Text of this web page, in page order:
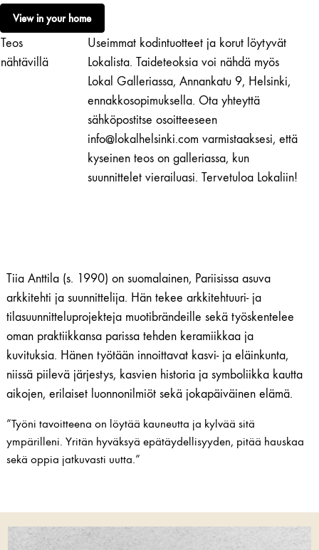
|
Tulppaani
määrä
View in your home
Teos
nähtävillä
Useimmat kodintuotteet ja korut löytyvät
Lokalista. Taideteoksia voi nähdä myös
Lokal Galleriassa, Annankatu 9, Helsinki,
ennakkosopimuksella. Ota yhteyttä
sähköpostitse osoitteeseen
info@lokalhelsinki.com varmistaaksesi, että
kyseinen teos on galleriassa, kun
suunnittelet vierailuasi. Tervetuloa Lokaliin!
Tiia Anttila (s. 1990) on suomalainen, Pariisissa asuva
arkkitehti ja suunnittelija. Hän tekee arkkitehtuuri- ja
tilasuunnitteluprojekteja muotibrändeille sekä työskentelee
oman praktiikkansa parissa tehden keramiikkaa ja
kuvituksia. Hänen työtään innoittavat kasvi- ja eläinkunta,
niissä piilevä järjestys, kasvien historia ja symboliikka kautta
aikojen, erilaiset luonnonilmiöt sekä jokapäiväinen elämä.
”Työni tavoitteena on löytää kauneutta ja kylvää sitä
ympärilleni. Yritän hyväksyä epätäydellisyyden, pitää hauskaa
sekä oppia jatkuvasti uutta.”